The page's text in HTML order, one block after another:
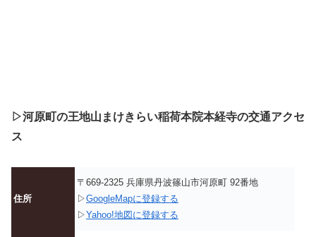
▷河原町の王地山まけきらい稲荷本院本経寺の交通アクセ
ス
住所
〒669-2325 兵庫県丹波篠山市河原町 92番地
▷GoogleMapに登録する
▷Yahoo!地図に登録する